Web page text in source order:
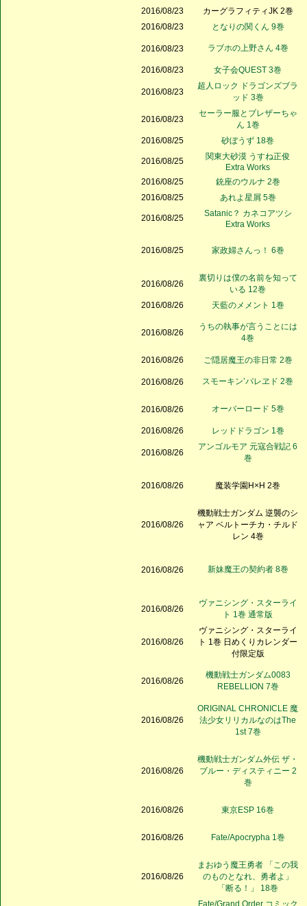
2016/08/23
カーグラフィティJK 2巻
2016/08/23
となりの関くん 9巻
2016/08/23 ラブホの上野さん 4巻
2016/08/23 女子会QUEST 3巻
2016/08/23
超人ロック ドラゴンズブラ
ッド 3巻
2016/08/23
セーラー服とブレザーちゃ
ん 1巻
2016/08/25
砂ぼうず 18巻
2016/08/25
関東大砂漠 うすね正俊
Extra Works
2016/08/25
銃座のウルナ 2巻
2016/08/25
あれよ星屑 5巻
2016/08/25
Satanic？ カネコアツシ
Extra Works
2016/08/25 家政婦さんっ！ 6巻
2016/08/26
裏切りは僕の名前を知って
いる 12巻
2016/08/26
天藍のメメント 1巻
2016/08/26
うちの執事が言うことには
4巻
2016/08/26 ご隠居魔王の非日常 2巻
2016/08/26 スモーキン’パレヱド 2巻
2016/08/26 オーバーロード 5巻
2016/08/26 レッドドラゴン 1巻
2016/08/26
アンゴルモア 元寇合戦記 6
巻
2016/08/26 魔装学園H×H 2巻
2016/08/26
機動戦士ガンダム 逆襲のシ
ャア ベルトーチカ・チルド
レン 4巻
2016/08/26 新妹魔王の契約者 8巻
2016/08/26
ヴァニシング・スターライ
ト 1巻 通常版
2016/08/26
ヴァニシング・スターライ
ト 1巻 日めくりカレンダー
付限定版
2016/08/26
機動戦士ガンダム0083
REBELLION 7巻
2016/08/26
ORIGINAL CHRONICLE 魔
法少女リリカルなのはThe
1st 7巻
2016/08/26
機動戦士ガンダム外伝 ザ・
ブルー・ディスティニー 2
巻
2016/08/26 東京ESP 16巻
2016/08/26 Fate/Apocrypha 1巻
2016/08/26
まおゆう魔王勇者 「この我
のものとなれ、勇者よ」
「断る！」 18巻
Fate/Grand Order コミック